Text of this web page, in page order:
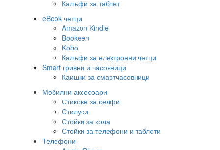
Калъфи за таблет
eBook четци
Amazon Kindle
Bookeen
Kobo
Калъфи за електронни четци
Smart гривни и часовници
Каишки за смартчасовници
Мобилни аксесоари
Стикове за селфи
Стилуси
Стойки за кола
Стойки за телефони и таблети
Телефони